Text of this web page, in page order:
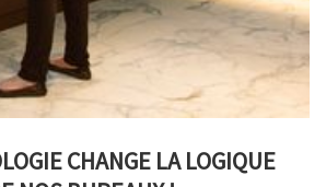
CHANGE LA LOGIQUE